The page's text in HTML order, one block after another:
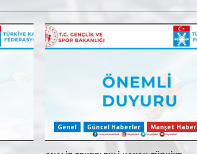
Genel Güncel Haberler Manşet Haber